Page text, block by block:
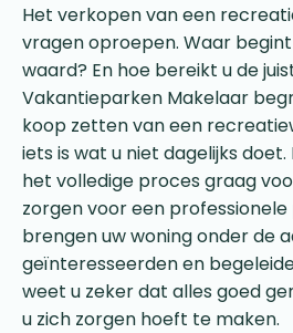
Het verkopen van een
vragen oproepen. Waar
waard? En hoe bereikt u de
Vakantieparken Makelaar
koop zetten van een
iets is wat u niet dagelijks
het volledige proces graag
zorgen voor een
brengen uw woning onder de
geïnteresseerden en
weet u zeker dat alles goed
u zich zorgen hoeft te maken.